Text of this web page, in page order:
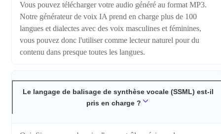
Vous pouvez télécharger votre audio généré au format MP3.
Notre générateur de voix IA prend en charge plus de 100
langues et dialectes avec des voix masculines et féminines,
vous pouvez donc l'utiliser comme lecteur naturel pour du
contenu dans presque toutes les langues.
Le langage de balisage de synthèse vocale (SSML) est-il
pris en charge ?